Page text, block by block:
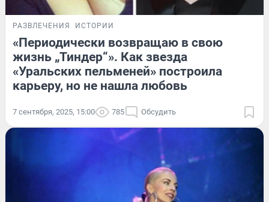
РАЗВЛЕЧЕНИЯ ИСТОРИИ
«Периодически возвращаю в свою
жизнь „Тиндер“». Как звезда
«Уральских пельменей» построила
карьеру, но не нашла любовь
7 сентября, 2025, 15:00 785 Обсудить